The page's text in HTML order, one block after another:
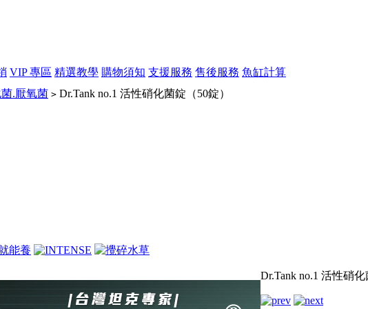
VIP 專區 精選教學 購物須知 支援服務 售後服務 魚缸計算
.厭氧菌 > Dr.Tank no.1 活性硝化菌錠（50錠）
Dr.Tank no.1 活性硝化